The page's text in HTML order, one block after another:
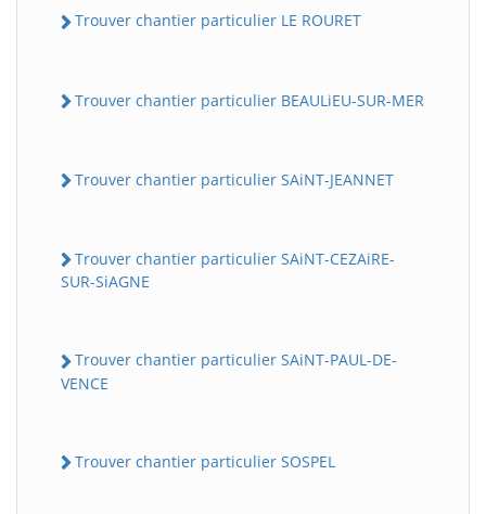
Trouver chantier particulier LE ROURET
Trouver chantier particulier BEAULiEU-SUR-MER
Trouver chantier particulier SAiNT-JEANNET
Trouver chantier particulier SAiNT-CEZAiRE-
SUR-SiAGNE
Trouver chantier particulier SAiNT-PAUL-DE-
VENCE
Trouver chantier particulier SOSPEL